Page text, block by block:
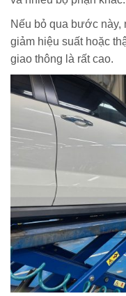
Nếu bỏ qua bước này,
giảm hiệu suất hoặc
giao thông là rất cao.